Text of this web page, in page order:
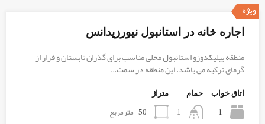
ویژه
اجاره خانه در استانبول نیورزیدانس
منطقه بیلیکدوزو استانبول محلی مناسب برای گذران تابستان و فرار از
گرمای ترکیه می باشد. این منطقه در سمت…
اتاق خواب
1
حمام
1
متراژ
50 مترمربع